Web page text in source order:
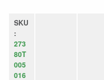
SKU
:
273
80T
005
016